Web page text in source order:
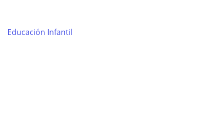
Educación Infantil